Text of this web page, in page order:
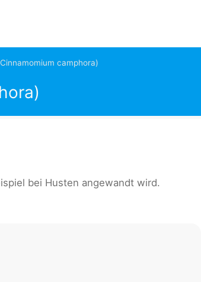
camphora)
bei Husten angewandt wird.